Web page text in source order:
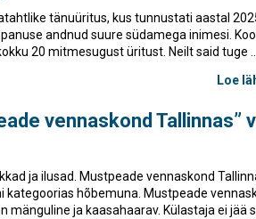
tänuüritus, kus tunnustati aastal
andnud suure südamega inimesi.
20 mitmesugust üritust. Neilt said tuge ...
Loe
vennaskond Tallinnas”
ja ilusad. Mustpeade vennaskond
kategoorias hõbemuna. Mustpeade
ja kaasahaarav. Külastaja ei jää